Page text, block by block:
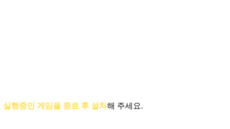
실행중인 게임을 종료 후 설치 해 주세요.